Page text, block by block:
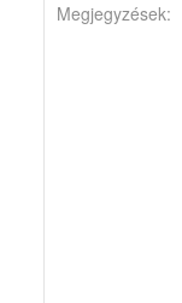
Megjegyzések: